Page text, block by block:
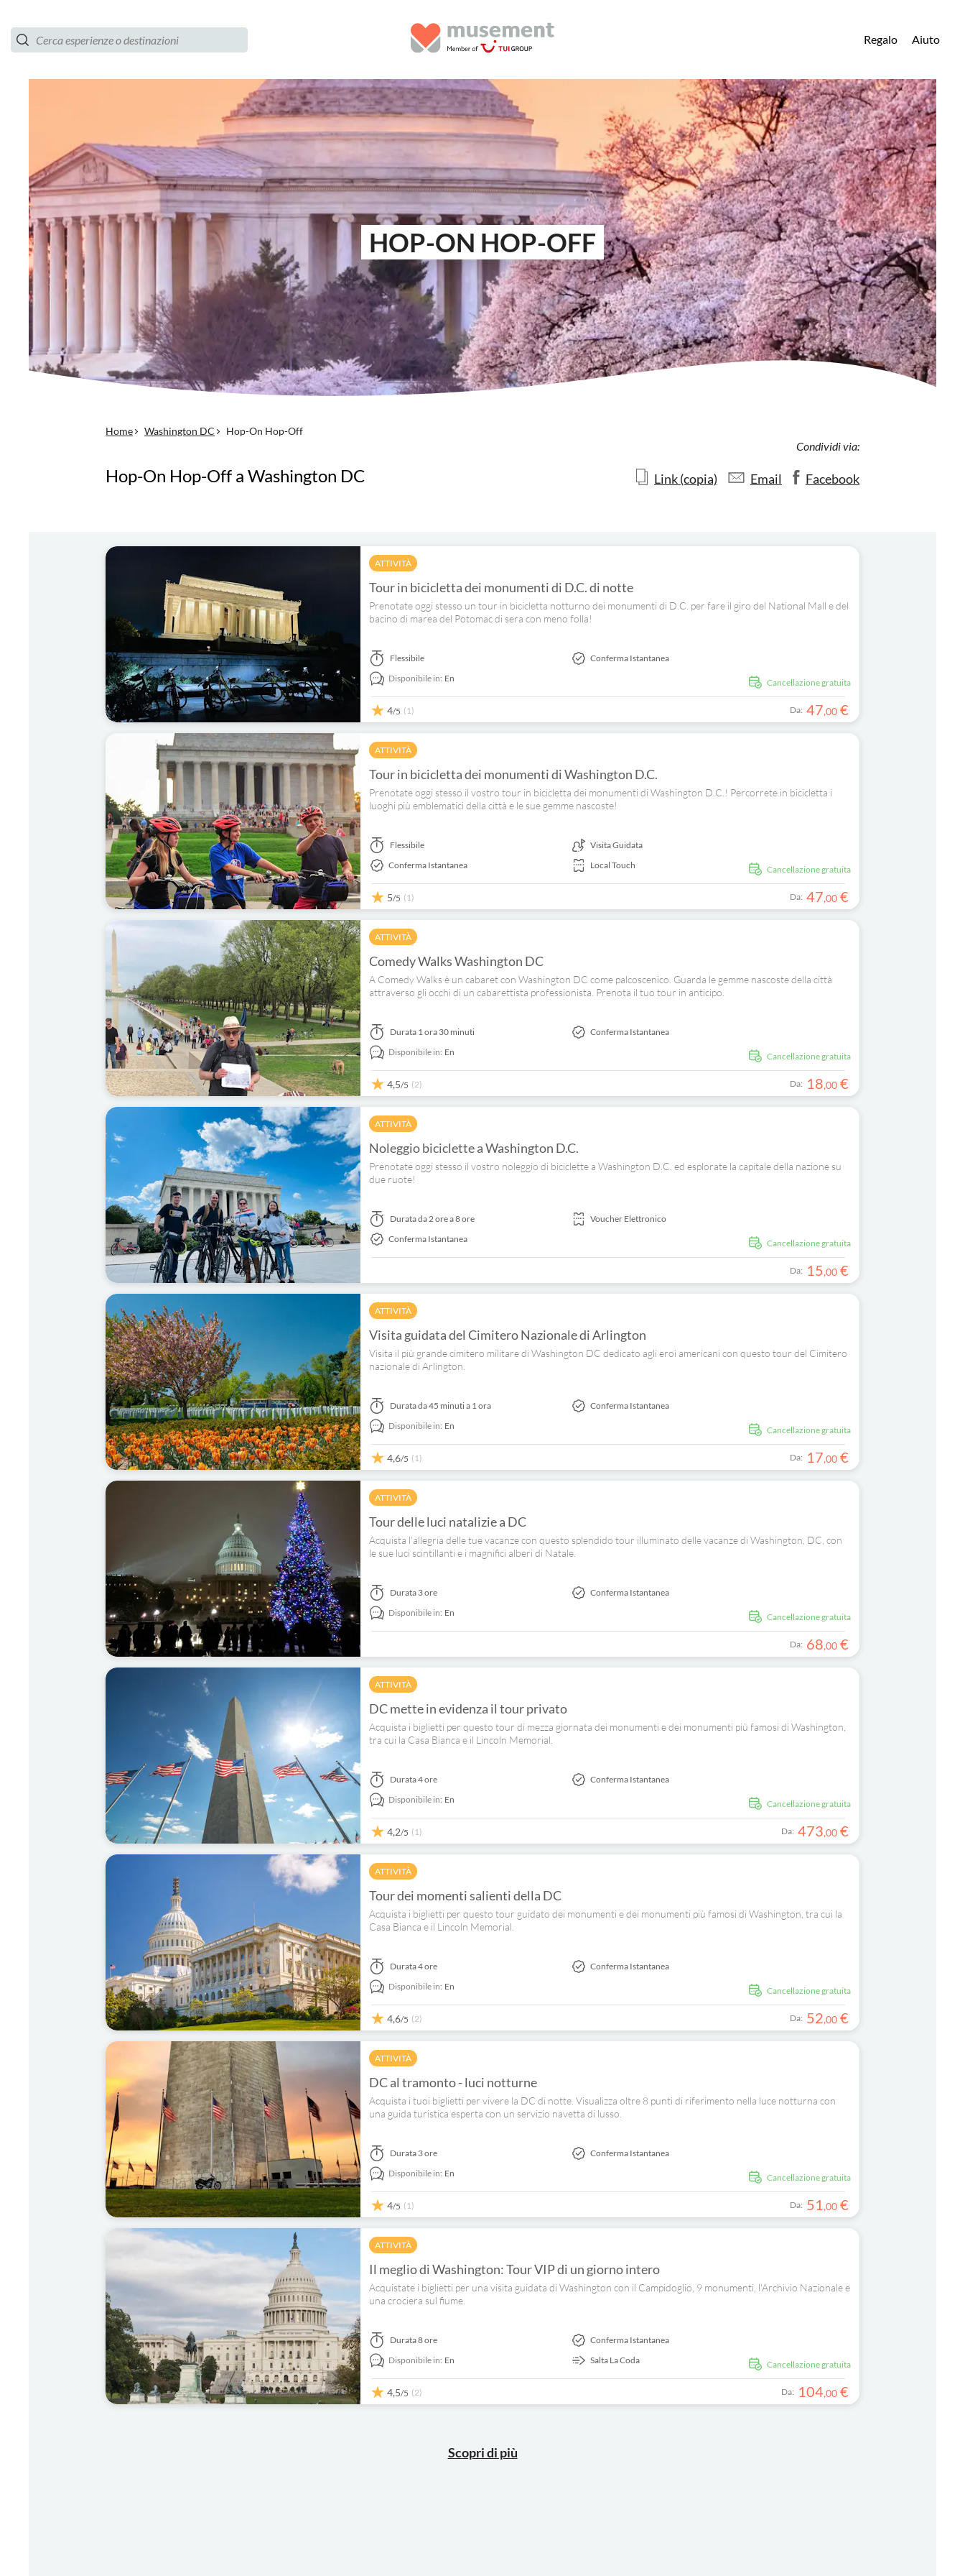
Regalo Aiuto
HOP-ON HOP-OFF
Home Washington DC Hop-On Hop-Off
Hop-On Hop-Off a Washington DC
Condividi via:
Link (copia) Email Facebook
ATTIVITÀ
Tour in bicicletta dei monumenti di D.C. di notte
Prenotate oggi stesso un tour in bicicletta notturno dei monumenti di D.C. per fare il giro del National Mall e del
bacino di marea del Potomac di sera con meno folla!
Cancellazione gratuita
Flessibile
Disponibile in: En
Conferma Istantanea
4/5 (1) Da: 47,00 €
ATTIVITÀ
Tour in bicicletta dei monumenti di Washington D.C.
Prenotate oggi stesso il vostro tour in bicicletta dei monumenti di Washington D.C.! Percorrete in bicicletta i
luoghi più emblematici della città e le sue gemme nascoste!
Cancellazione gratuita
Flessibile
Conferma Istantanea
Visita Guidata
Local Touch
5/5 (1) Da: 47,00 €
ATTIVITÀ
Comedy Walks Washington DC
A Comedy Walks è un cabaret con Washington DC come palcoscenico. Guarda le gemme nascoste della città
attraverso gli occhi di un cabarettista professionista. Prenota il tuo tour in anticipo.
Cancellazione gratuita
Durata 1 ora 30 minuti
Disponibile in: En
Conferma Istantanea
4,5/5 (2) Da: 18,00 €
ATTIVITÀ
Noleggio biciclette a Washington D.C.
Prenotate oggi stesso il vostro noleggio di biciclette a Washington D.C. ed esplorate la capitale della nazione su
due ruote!
Cancellazione gratuita
Duratada 2 ore a 8 ore
Conferma Istantanea
Voucher Elettronico
Da: 15,00 €
ATTIVITÀ
Visita guidata del Cimitero Nazionale di Arlington
Visita il più grande cimitero militare di Washington DC dedicato agli eroi americani con questo tour del Cimitero
nazionale di Arlington.
Cancellazione gratuita
Duratada 45 minuti a 1 ora
Disponibile in: En
Conferma Istantanea
4,6/5 (1) Da: 17,00 €
ATTIVITÀ
Tour delle luci natalizie a DC
Acquista l'allegria delle tue vacanze con questo splendido tour illuminato delle vacanze di Washington, DC, con
le sue luci scintillanti e i magnifici alberi di Natale.
Cancellazione gratuita
Durata 3 ore
Disponibile in: En
Conferma Istantanea
Da: 68,00 €
ATTIVITÀ
DC mette in evidenza il tour privato
Acquista i biglietti per questo tour di mezza giornata dei monumenti e dei monumenti più famosi di Washington,
tra cui la Casa Bianca e il Lincoln Memorial.
Cancellazione gratuita
Durata4 ore
Disponibile in: En
Conferma Istantanea
4,2/5 (1) Da: 473,00 €
ATTIVITÀ
Tour dei momenti salienti della DC
Acquista i biglietti per questo tour guidato dei monumenti e dei monumenti più famosi di Washington, tra cui la
Casa Bianca e il Lincoln Memorial.
Cancellazione gratuita
Durata4 ore
Disponibile in: En
Conferma Istantanea
4,6/5 (2) Da: 52,00 €
ATTIVITÀ
DC al tramonto - luci notturne
Acquista i tuoi biglietti per vivere la DC di notte. Visualizza oltre 8 punti di riferimento nella luce notturna con
una guida turistica esperta con un servizio navetta di lusso.
Cancellazione gratuita
Durata 3 ore
Disponibile in: En
Conferma Istantanea
4/5 (1) Da: 51,00 €
ATTIVITÀ
Il meglio di Washington: Tour VIP di un giorno intero
Acquistate i biglietti per una visita guidata di Washington con il Campidoglio, 9 monumenti, l'Archivio Nazionale e
una crociera sul fiume.
Cancellazione gratuita
Durata8 ore
Disponibile in: En
Conferma Istantanea
Salta La Coda
4,5/5 (2) Da: 104,00 €
Scopri di più